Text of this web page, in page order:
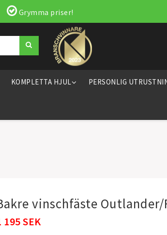
Grymma priser!
KOMPLETTA HJUL PERSONLIG
vinschfäste Outlander/
195 SEK